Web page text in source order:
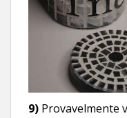
9) Provavelmente